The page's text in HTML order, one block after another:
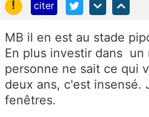
!
citer
MB il en est au stade
En plus investir dans un
personne ne sait ce qui
deux ans, c'est insensé.
fenêtres.